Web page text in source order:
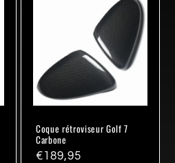
Coque rétroviseur Golf 7
Carbone
Prix
€189,95